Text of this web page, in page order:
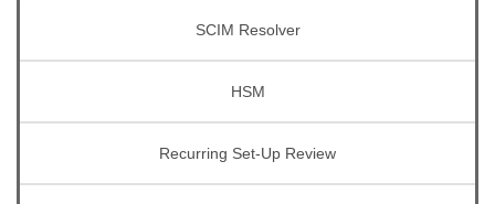
SCIM Resolver
HSM
Recurring Set-Up Review